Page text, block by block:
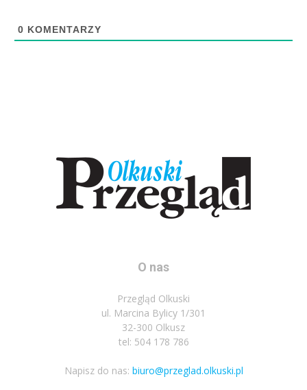
0 KOMENTARZY
O nas
Przegląd Olkuski
ul. Marcina Bylicy 1/301
32-300 Olkusz
tel: 504 178 786
Napisz do nas: biuro@przeglad.olkuski.pl